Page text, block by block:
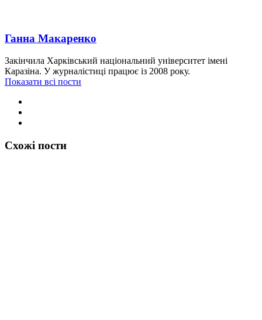
Ганна Макаренко
Закінчила Харківський національний університет імені
Каразіна. У журналістиці працює із 2008 року.
Показати всі пости
Схожі пости